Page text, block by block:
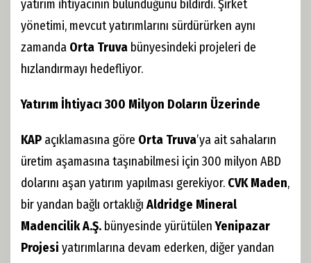
yatırım ihtiyacının bulunduğunu bildirdi. Şirket
yönetimi, mevcut yatırımlarını sürdürürken aynı
zamanda Orta Truva bünyesindeki projeleri de
hızlandırmayı hedefliyor.
Yatırım İhtiyacı 300 Milyon Doların Üzerinde
KAP açıklamasına göre Orta Truva’ya ait sahaların
üretim aşamasına taşınabilmesi için 300 milyon ABD
dolarını aşan yatırım yapılması gerekiyor. CVK Maden,
bir yandan bağlı ortaklığı Aldridge Mineral
Madencilik A.Ş. bünyesinde yürütülenYenipazar
Projesi yatırımlarına devam ederken, diğer yandan